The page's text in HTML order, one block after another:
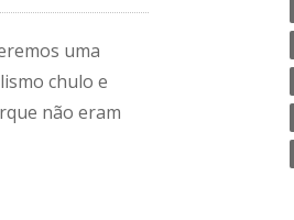
uma
chulo e
não eram